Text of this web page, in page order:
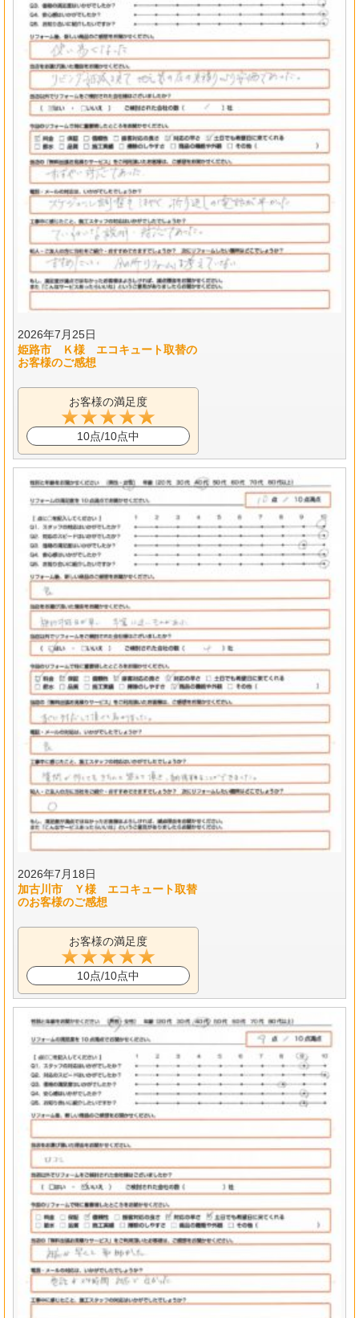
2026年7月25日
姫路市 Ｋ様 エコキュート取替の
お客様のご感想
お客様の満足度
10点/10点中
2026年7月18日
加古川市 Ｙ様 エコキュート取替
のお客様のご感想
お客様の満足度
10点/10点中